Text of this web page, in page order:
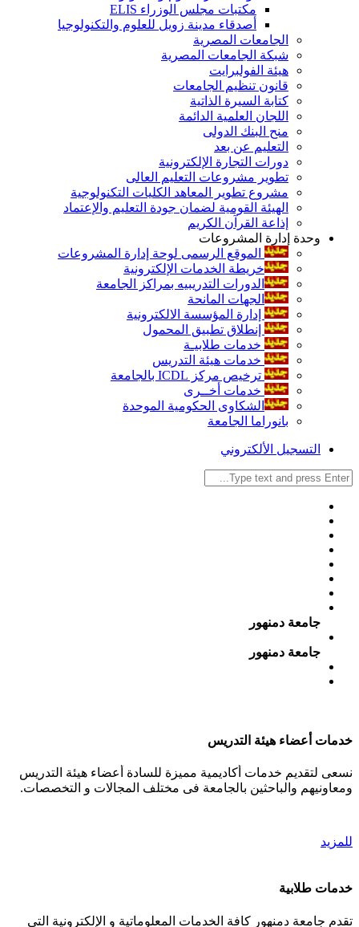
مكتبات مجلس الوزراء ELIS
أصدقاء مدينة زويل للعلوم والتكنولوجيا
الجامعات المصرية
شبكة الجامعات المصرية
هيئة الفولبرايت
قانون تنظيم الجامعات
كتابة السيرة الذاتية
اللجان العلمية الدائمة
منح البنك الدولى
التعليم عن بعد
دورات التجارة الإلكترونية
تطوير مشروعات التعليم العالى
مشروع تطوير المعاهد الكليات التكنولوجية
الهيئة القومية لضمان جودة التعليم والإعتماد
إذاعة القرآن الكريم
وحدة إدارة المشروعات
الموقع الرسمى لوحة إدارة المشروعات
خريطة الخدمات الإلكترونية
الدورات التدريبيه بمراكز الجامعة
الجهات المانحة
إدارة المؤسسة الالكترونية
إنطلاق تطبيق المحمول
خدمات طلابيـة
خدمات هيئة التدريس
ترخيص مركز ICDL بالجامعة
خدمات أخــرى
الشكاوى الحكومية الموحدة
بانوراما الجامعة
التسجيل الألكتروني
جامعة دمنهور
جامعة دمنهور
خدمات أعضاء هيئة التدريس
نسعى لتقديم خدمات أكاديمية مميزة للسادة أعضاء هيئة التدريس
ومعاونيهم والباحثين بالجامعة فى مختلف المجالات و التخصصات.
للمزيد
خدمات طلابية
تقدم جامعة دمنهور كافة الخدمات المعلوماتية و الإلكترونية التى